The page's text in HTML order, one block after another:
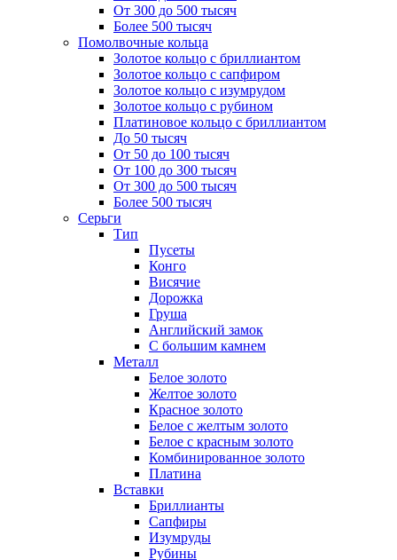
От 300 до 500 тысяч
Более 500 тысяч
Помолвочные кольца
Золотое кольцо с бриллиантом
Золотое кольцо с сапфиром
Золотое кольцо с изумрудом
Золотое кольцо с рубином
Платиновое кольцо с бриллиантом
До 50 тысяч
От 50 до 100 тысяч
От 100 до 300 тысяч
От 300 до 500 тысяч
Более 500 тысяч
Серьги
Тип
Пусеты
Конго
Висячие
Дорожка
Груша
Английский замок
С большим камнем
Металл
Белое золото
Желтое золото
Красное золото
Белое с желтым золото
Белое с красным золото
Комбинированное золото
Платина
Вставки
Бриллианты
Сапфиры
Изумруды
Рубины